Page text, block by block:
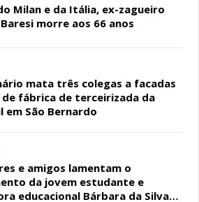
Milan e da Itália, ex-zagueiro
morre aos 66 anos
mata três colegas a facadas
fábrica de terceirizada da
em São Bernardo
e amigos lamentam o
da jovem estudante e
educacional Bárbara da Silva